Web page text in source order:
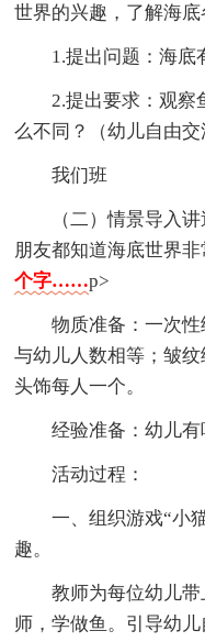
世界的兴趣，了解海底
1.提出问题：海底
2.提出要求：观察
么不同？（幼儿自由交
我们班
（二）情景导入
朋友都知道海底世界非
个字……p>
物质准备：一次
与幼儿人数相等；皱
头饰每人一个。
经验准备：幼儿有
活动过程：
一、组织游戏“小
趣。
教师为每位幼儿
师，学做鱼。引导幼儿